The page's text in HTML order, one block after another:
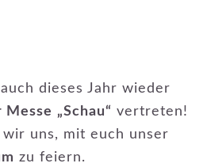
dieses Jahr wieder
Messe „Schau“ vertreten!
uns, mit euch unser
zu feiern.